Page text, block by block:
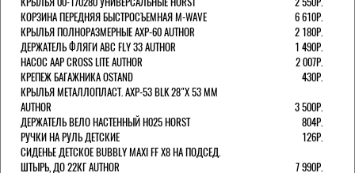
КОРЗИНА ПЕРЕДНЯЯ БЫСТРОСЪЕМНАЯ M-WAVE
6 610Р.
КРЫЛЬЯ ПОЛНОРАЗМЕРНЫЕ AXP-60 AUTHOR
2 180Р.
ДЕРЖАТЕЛЬ ФЛЯГИ АВС FLY 33 AUTHOR
1 490Р.
НАСОС AAP CROSS LITE AUTHOR
2 007Р.
КРЕПЕЖ БАГАЖНИКА OSTAND
430Р.
КРЫЛЬЯ МЕТАЛЛОПЛАСТ. AXP-53 BLK 28"Х 53 ММ
AUTHOR
3 500Р.
ДЕРЖАТЕЛЬ ВЕЛО НАСТЕННЫЙ H025 HORST
804Р.
РУЧКИ НА РУЛЬ ДЕТСКИЕ
126Р.
СИДЕНЬЕ ДЕТСКОЕ BUBBLY MAXI FF X8 НА ПОДСЕД.
ШТЫРЬ, ДО 22КГ AUTHOR
7 990Р.